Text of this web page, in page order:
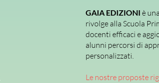
GAIA EDIZIONI è
rivolge alla Scuola
docenti efficaci e
alunni percorsi di
personalizzati.
Le nostre proposte